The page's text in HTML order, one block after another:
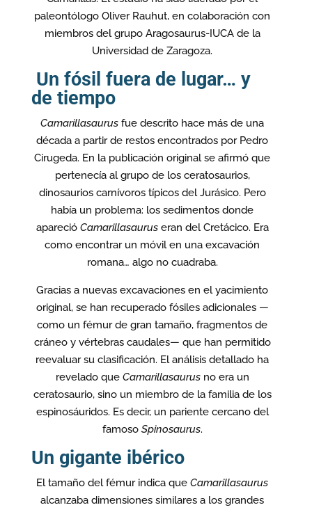
paleontólogo Oliver Rauhut, en colaboración con
miembros del grupo Aragosaurus-IUCA de la
Universidad de Zaragoza.
Un fósil fuera de lugar… y
de tiempo
Camarillasaurus fue descrito hace más de una
década a partir de restos encontrados por Pedro
Cirugeda. En la publicación original se afirmó que
pertenecía al grupo de los ceratosaurios,
dinosaurios carnívoros típicos del Jurásico. Pero
había un problema: los sedimentos donde
apareció Camarillasauruseran del Cretácico. Era
como encontrar un móvil en una excavación
romana… algo no cuadraba.
Gracias a nuevas excavaciones en el yacimiento
original, se han recuperado fósiles adicionales —
como un fémur de gran tamaño, fragmentos de
cráneo y vértebras caudales— que han permitido
reevaluar su clasificación. El análisis detallado ha
revelado que Camarillasaurusno era un
ceratosaurio, sino un miembro de la familia de los
espinosáuridos. Es decir, un pariente cercano del
famoso Spinosaurus.
Un gigante ibérico
El tamaño del fémur indica queCamarillasaurus
alcanzaba dimensiones similares a los grandes